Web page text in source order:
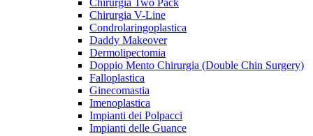
Chirurgia V-Line
Condrolaringoplastica
Daddy Makeover
Dermolipectomia
Doppio Mento Chirurgia (Double Chin Surgery)
Falloplastica
Ginecomastia
Imenoplastica
Impianti dei Polpacci
Impianti delle Guance